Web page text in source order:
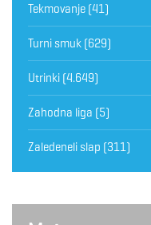
Tekmovanje (41)
Turni smuk (629)
Utrinki (4.649)
Zahodna liga (5)
Zaledeneli slap (311)